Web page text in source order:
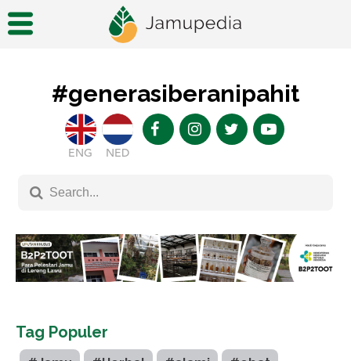
#generasiberanipahit
ENG NED
Tag Populer